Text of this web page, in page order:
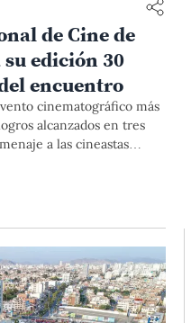
de Cine de
edición 30
encuentro
cinematográfico más
alcanzados en tres
a las cineastas
planteó un llamado de